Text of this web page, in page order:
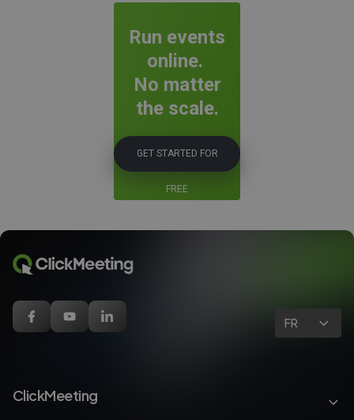
Run events
online.
No matter
the scale.
GET STARTED FOR
FREE
FR
ClickMeeting